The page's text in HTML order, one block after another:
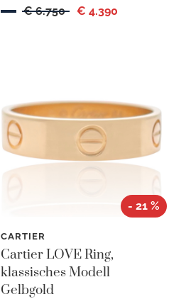
€ 6.750 € 4.390
- 21 %
CARTIER
Cartier LOVE Ring,
klassisches Modell
Gelbgold